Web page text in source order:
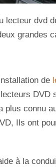
lecteur dvd
grandes
de
DVD
plus connu
Ils ont
à la